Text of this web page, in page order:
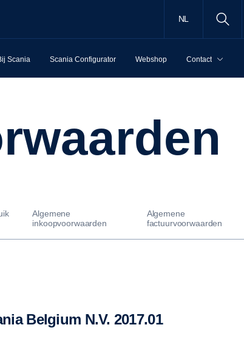
NL
Scania Scania Configurator Webshop Contact
Algemene
inkoopvoorwaarden
Algemene
factuurvoorwaarden
Belgium N.V. 2017.01